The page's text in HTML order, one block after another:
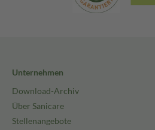
Unternehmen
Download-Archiv
Über Sanicare
Stellenangebote